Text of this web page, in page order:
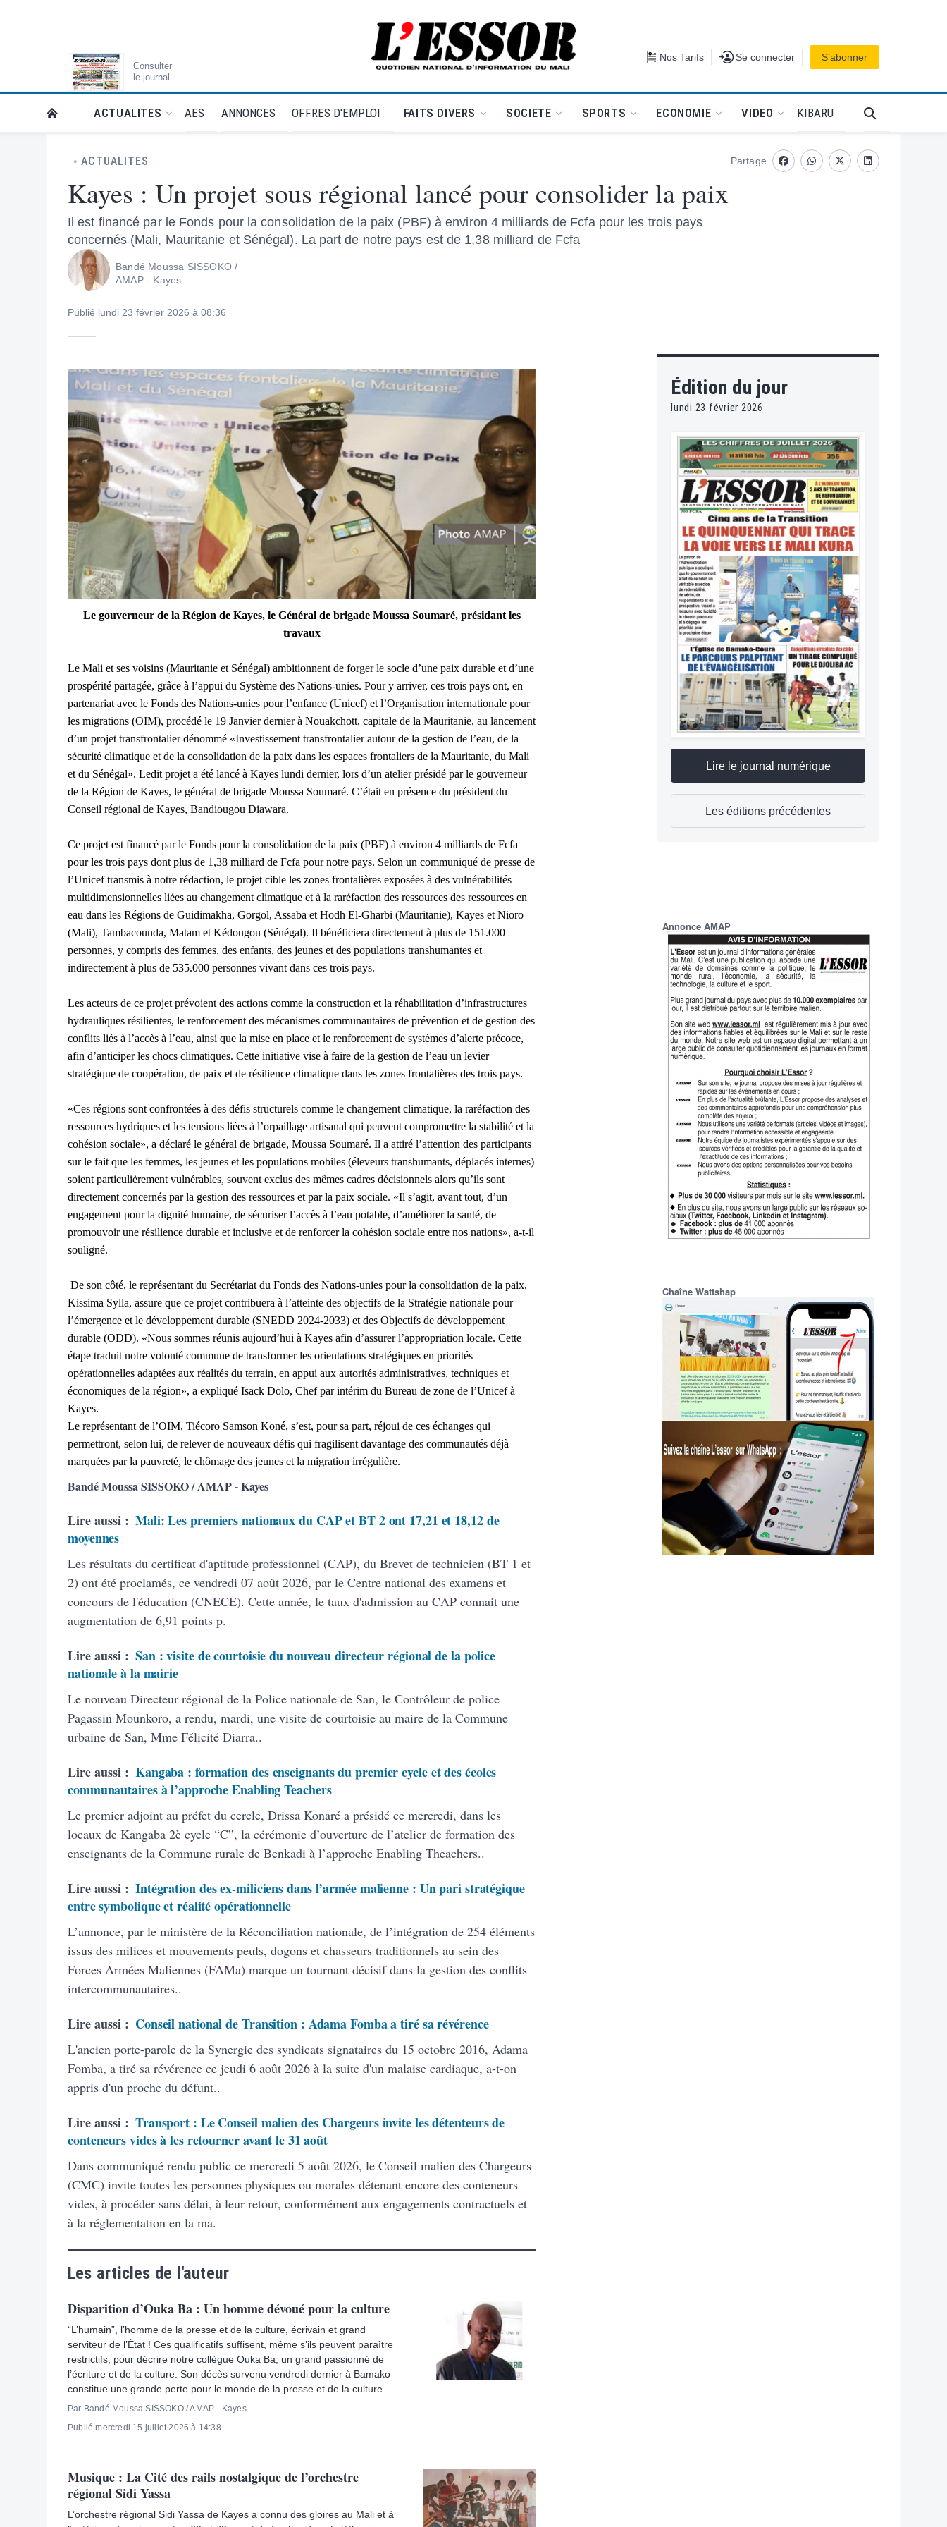
Consulter
le journal
L'Essor - retour à la une Nos Tarifs Se connecter
Se connecter S’abonner
RETOUR À LA PAGE D’ACCUEIL DE L'ESSOR
ACTUALITES AES ANNONCES OFFRES D'EMPLOI FAITS DIVERS SOCIETE SPORTS ECONOMIE VIDEO KIBARU
ACTUALITES
Kayes : Un projet sous régional lancé pour consolider la paix
Il est financé par le Fonds pour la consolidation de la paix (PBF) à environ 4 milliards de Fcfa pour les trois pays
concernés (Mali, Mauritanie et Sénégal). La part de notre pays est de 1,38 milliard de Fcfa
Bandé Moussa SISSOKO /
AMAP - Kayes
Publié lundi 23 février 2026 à 08:36
Partage
FacebookwhatsappTwitterLinkedin
Le gouverneur de la Région de Kayes, le Général de brigade Moussa Soumaré, présidant les
travaux
Le Mali et ses voisins (Mauritanie et Sénégal) ambitionnent de forger le socle d’une paix durable et d’une
prospérité partagée, grâce à l’appui du Système des Nations-unies. Pour y arriver, ces trois pays ont, en
partenariat avec le Fonds des Nations-unies pour l’enfance (Unicef) et l’Organisation internationale pour
les migrations (OIM), procédé le 19 Janvier dernier à Nouakchott, capitale de la Mauritanie, au lancement
d’un projet transfrontalier dénommé «Investissement transfrontalier autour de la gestion de l’eau, de la
sécurité climatique et de la consolidation de la paix dans les espaces frontaliers de la Mauritanie, du Mali
et du Sénégal». Ledit projet a été lancé à Kayes lundi dernier, lors d’un atelier présidé par le gouverneur
de la Région de Kayes, le général de brigade Moussa Soumaré. C’était en présence du président du
Conseil régional de Kayes, Bandiougou Diawara.
Ce projet est financé par le Fonds pour la consolidation de la paix (PBF) à environ 4 milliards de Fcfa
pour les trois pays dont plus de 1,38 milliard de Fcfa pour notre pays. Selon un communiqué de presse de
l’Unicef transmis à notre rédaction, le projet cible les zones frontalières exposées à des vulnérabilités
multidimensionnelles liées au changement climatique et à la raréfaction des ressources des ressources en
eau dans les Régions de Guidimakha, Gorgol, Assaba et Hodh El-Gharbi (Mauritanie), Kayes et Nioro
(Mali), Tambacounda, Matam et Kédougou (Sénégal). Il bénéficiera directement à plus de 151.000
personnes, y compris des femmes, des enfants, des jeunes et des populations transhumantes et
indirectement à plus de 535.000 personnes vivant dans ces trois pays.
Les acteurs de ce projet prévoient des actions comme la construction et la réhabilitation d’infrastructures
hydrauliques résilientes, le renforcement des mécanismes communautaires de prévention et de gestion des
conflits liés à l’accès à l’eau, ainsi que la mise en place et le renforcement de systèmes d’alerte précoce,
afin d’anticiper les chocs climatiques. Cette initiative vise à faire de la gestion de l’eau un levier
stratégique de coopération, de paix et de résilience climatique dans les zones frontalières des trois pays.
«Ces régions sont confrontées à des défis structurels comme le changement climatique, la raréfaction des
ressources hydriques et les tensions liées à l’orpaillage artisanal qui peuvent compromettre la stabilité et la
cohésion sociale», a déclaré le général de brigade, Moussa Soumaré. Il a attiré l’attention des participants
sur le fait que les femmes, les jeunes et les populations mobiles (éleveurs transhumants, déplacés internes)
soient particulièrement vulnérables, souvent exclus des mêmes cadres décisionnels alors qu’ils sont
directement concernés par la gestion des ressources et par la paix sociale. «Il s’agit, avant tout, d’un
engagement pour la dignité humaine, de sécuriser l’accès à l’eau potable, d’améliorer la santé, de
promouvoir une résilience durable et inclusive et de renforcer la cohésion sociale entre nos nations», a-t-il
souligné.
De son côté, le représentant du Secrétariat du Fonds des Nations-unies pour la consolidation de la paix,
Kissima Sylla, assure que ce projet contribuera à l’atteinte des objectifs de la Stratégie nationale pour
l’émergence et le développement durable (SNEDD 2024-2033) et des Objectifs de développement
durable (ODD). «Nous sommes réunis aujourd’hui à Kayes afin d’assurer l’appropriation locale. Cette
étape traduit notre volonté commune de transformer les orientations stratégiques en priorités
opérationnelles adaptées aux réalités du terrain, en appui aux autorités administratives, techniques et
économiques de la région», a expliqué Isack Dolo, Chef par intérim du Bureau de zone de l’Unicef à
Kayes.
Le représentant de l’OIM, Tiécoro Samson Koné, s’est, pour sa part, réjoui de ces échanges qui
permettront, selon lui, de relever de nouveaux défis qui fragilisent davantage des communautés déjà
marquées par la pauvreté, le chômage des jeunes et la migration irrégulière.
Bandé Moussa SISSOKO / AMAP - Kayes
Lire aussi : Mali: Les premiers nationaux du CAP et BT 2 ont 17,21 et 18,12 de
moyennes
Les résultats du certificat d'aptitude professionnel (CAP), du Brevet de technicien (BT 1 et
2) ont été proclamés, ce vendredi 07 août 2026, par le Centre national des examens et
concours de l'éducation (CNECE). Cette année, le taux d'admission au CAP connait une
augmentation de 6,91 points p.
Lire aussi : San : visite de courtoisie du nouveau directeur régional de la police
nationale à la mairie
Le nouveau Directeur régional de la Police nationale de San, le Contrôleur de police
Pagassin Mounkoro, a rendu, mardi, une visite de courtoisie au maire de la Commune
urbaine de San, Mme Félicité Diarra..
Lire aussi : Kangaba : formation des enseignants du premier cycle et des écoles
communautaires à l’approche Enabling Teachers
Le premier adjoint au préfet du cercle, Drissa Konaré a présidé ce mercredi, dans les
locaux de Kangaba 2è cycle “C”, la cérémonie d’ouverture de l’atelier de formation des
enseignants de la Commune rurale de Benkadi à l’approche Enabling Theachers..
Lire aussi : Intégration des ex-miliciens dans l’armée malienne : Un pari stratégique
entre symbolique et réalité opérationnelle
L’annonce, par le ministère de la Réconciliation nationale, de l’intégration de 254 éléments
issus des milices et mouvements peuls, dogons et chasseurs traditionnels au sein des
Forces Armées Maliennes (FAMa) marque un tournant décisif dans la gestion des conflits
intercommunautaires..
Lire aussi : Conseil national de Transition : Adama Fomba a tiré sa révérence
L'ancien porte-parole de la Synergie des syndicats signataires du 15 octobre 2016, Adama
Fomba, a tiré sa révérence ce jeudi 6 août 2026 à la suite d'un malaise cardiaque, a-t-on
appris d'un proche du défunt..
Lire aussi : Transport : Le Conseil malien des Chargeurs invite les détenteurs de
conteneurs vides à les retourner avant le 31 août
Dans communiqué rendu public ce mercredi 5 août 2026, le Conseil malien des Chargeurs
(CMC) invite toutes les personnes physiques ou morales détenant encore des conteneurs
vides, à procéder sans délai, à leur retour, conformément aux engagements contractuels et
à la réglementation en la ma.
Les articles de l'auteur
Disparition d’Ouka Ba : Un homme dévoué pour la culture
“L’humain”, l’homme de la presse et de la culture, écrivain et grand
serviteur de l’État ! Ces qualificatifs suffisent, même s’ils peuvent paraître
restrictifs, pour décrire notre collègue Ouka Ba, un grand passionné de
l’écriture et de la culture. Son décès survenu vendredi dernier à Bamako
constitue une grande perte pour le monde de la presse et de la culture..
Par Bandé Moussa SISSOKO / AMAP - Kayes
Publié mercredi 15 juillet 2026 à 14:38
Musique : La Cité des rails nostalgique de l’orchestre
régional Sidi Yassa
L’orchestre régional Sidi Yassa de Kayes a connu des gloires au Mali et à
Édition du jour
lundi 23 février 2026
Lire le journal numérique
Les éditions précédentes
Annonce AMAP
Chaîne Wattshap